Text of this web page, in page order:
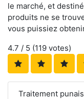
le marché, et
produits ne se
vous puissiez
4.7 / 5 (119 votes)
Traitement